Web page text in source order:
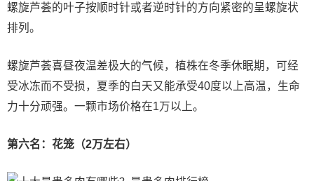
螺旋芦荟的叶子按顺时针或者逆时针的方向紧密的呈螺旋状
排列。
螺旋芦荟喜昼夜温差极大的气候，植株在冬季休眠期，可经
受冰冻而不受损，夏季的白天又能承受40度以上高温，生命
力十分顽强。一颗市场价格在1万以上。
第六名：花笼（2万左右）